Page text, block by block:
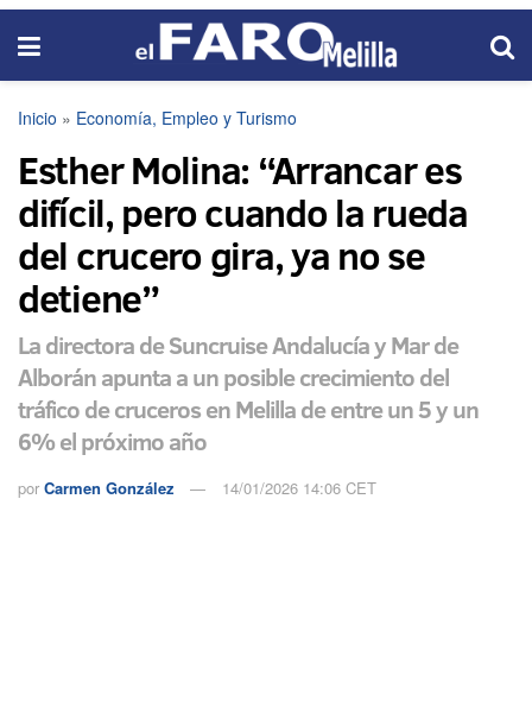
Inicio » Economía, Empleo y Turismo
Esther Molina: “Arrancar es
difícil, pero cuando la rueda
del crucero gira, ya no se
detiene”
La directora de Suncruise Andalucía y Mar de
Alborán apunta a un posible crecimiento del
tráfico de cruceros en Melilla de entre un 5 y un
6% el próximo año
por Carmen González 14/01/2026 14:06 CET